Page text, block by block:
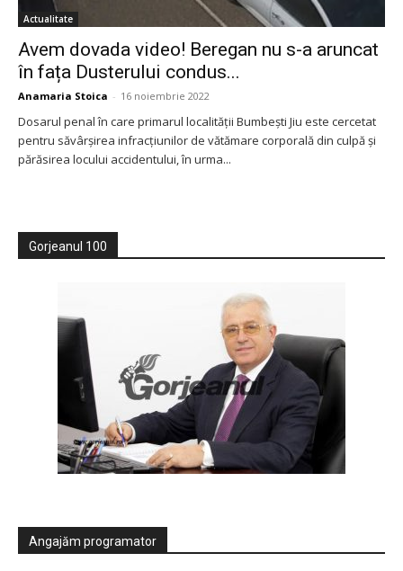
Actualitate
Avem dovada video! Beregan nu s-a aruncat
în fața Dusterului condus...
Anamaria Stoica - 16 noiembrie 2022
Dosarul penal în care primarul localității Bumbești Jiu este cercetat
pentru săvârșirea infracțiunilor de vătămare corporală din culpă și
părăsirea locului accidentului, în urma...
Gorjeanul 100
Angajăm programator